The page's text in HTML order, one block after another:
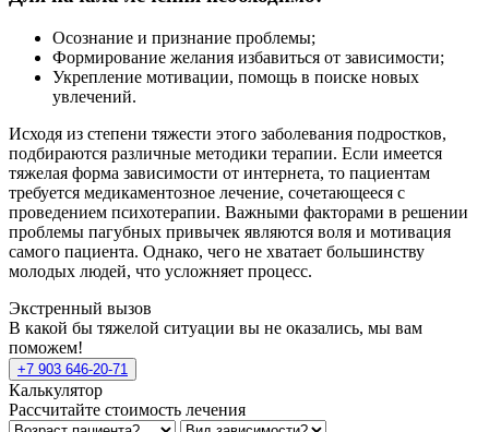
Осознание и признание проблемы;
Формирование желания избавиться от зависимости;
Укрепление мотивации, помощь в поиске новых
увлечений.
Исходя из степени тяжести этого заболевания подростков,
подбираются различные методики терапии. Если имеется
тяжелая форма зависимости от интернета, то пациентам
требуется медикаментозное лечение, сочетающееся с
проведением психотерапии. Важными факторами в решении
проблемы пагубных привычек являются воля и мотивация
самого пациента. Однако, чего не хватает большинству
молодых людей, что усложняет процесс.
Экстренный вызов
В какой бы тяжелой ситуации вы не оказались, мы вам
поможем!
+7 903 646-20-71
Калькулятор
Рассчитайте стоимость лечения